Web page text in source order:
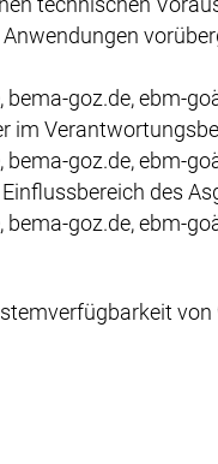
goz.de, ebm-
im
goz.de, ebm-
des
goz.de, ebm-
von